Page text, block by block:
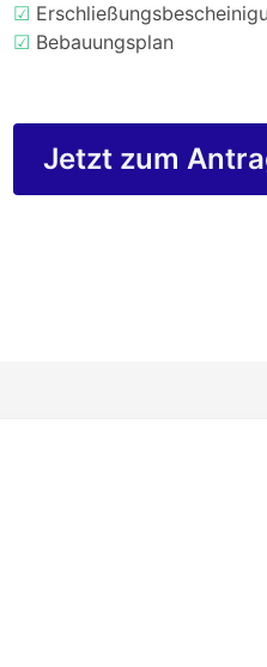
☑
☑ Bebauungsplan
Jetzt zum